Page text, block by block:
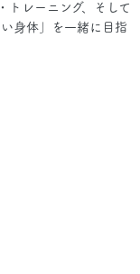
トレーニング、そして
身体」を一緒に目指